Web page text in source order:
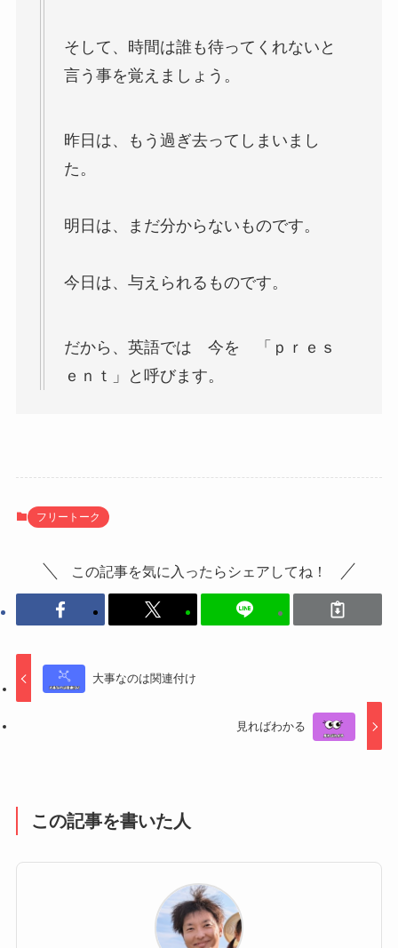
そして、時間は誰も待ってくれないと
言う事を覚えましょう。
昨日は、もう過ぎ去ってしまいまし
た。
明日は、まだ分からないものです。
今日は、与えられるものです。
だから、英語では 今を 「ｐｒｅｓ
ｅｎｔ」と呼びます。
フリートーク
この記事を気に入ったらシェアしてね！
大事なのは関連付け
見ればわかる
この記事を書いた人